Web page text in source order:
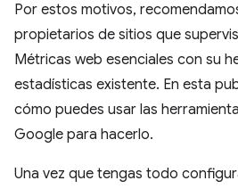
Por estos motivos,
propietarios de sitios que
Métricas web esenciales con su
estadísticas existente. En esta
cómo puedes usar las
Google para hacerlo.
Una vez que tengas todo